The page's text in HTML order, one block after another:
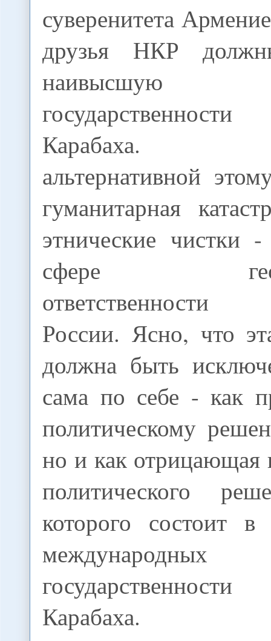
суверенитета
друзья НКР
Карабаха.
альтернативной
гуманитарная
этнические чистки
сфере
ответственности
России. Ясно, что
должна быть
сама по себе - как
политическому
но и как отрицающая
политического
которого состоит
международных
Карабаха.